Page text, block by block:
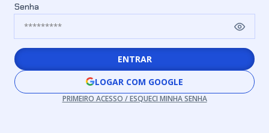
Senha
ENTRAR
LOGAR COM GOOGLE
PRIMEIRO ACESSO / ESQUECI MINHA SENHA